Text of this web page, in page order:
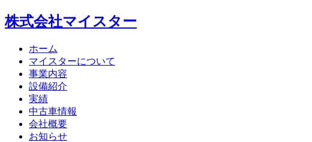
株式会社マイスター
ホーム
マイスターについて
事業内容
設備紹介
実績
中古車情報
会社概要
お知らせ